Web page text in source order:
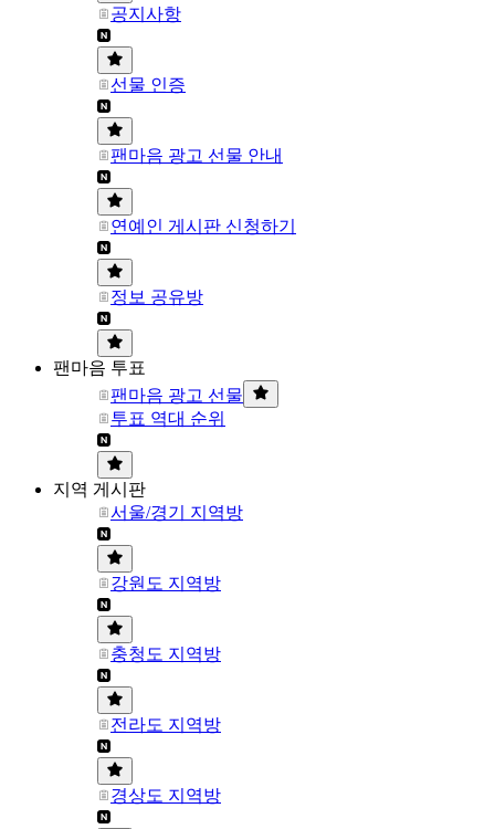
공지사항
선물 인증
팬마음 광고 선물 안내
연예인 게시판 신청하기
정보 공유방
팬마음 투표
팬마음 광고 선물
투표 역대 순위
지역 게시판
서울/경기 지역방
강원도 지역방
충청도 지역방
전라도 지역방
경상도 지역방